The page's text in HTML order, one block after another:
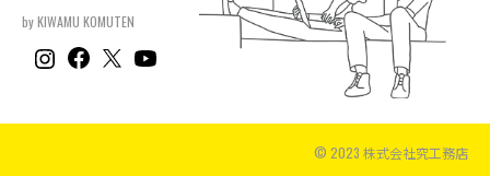
by KIWAMU KOMUTEN
© 2023 株式会社究工務店